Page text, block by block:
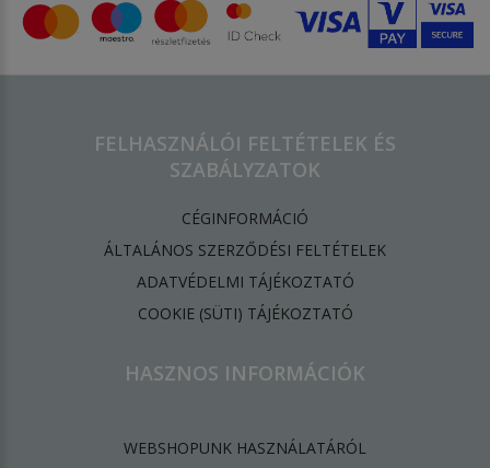
FELHASZNÁLÓI FELTÉTELEK ÉS
SZABÁLYZATOK
CÉGINFORMÁCIÓ
ÁLTALÁNOS SZERZŐDÉSI FELTÉTELEK
ADATVÉDELMI TÁJÉKOZTATÓ
​COOKIE (SÜTI) TÁJÉKOZTATÓ
HASZNOS INFORMÁCIÓK
WEBSHOPUNK HASZNÁLATÁRÓL